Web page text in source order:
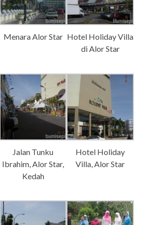
Menara Alor Star Hotel Holiday Villa
di Alor Star
Jalan Tunku
Ibrahim, Alor Star,
Kedah
Hotel Holiday
Villa, Alor Star